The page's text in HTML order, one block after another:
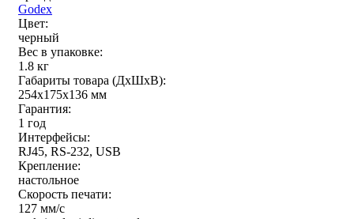
Godex
Цвет:
черный
Вес в упаковке:
1.8 кг
Габариты товара (ДxШxВ):
254х175х136 мм
Гарантия:
1 год
Интерфейсы:
RJ45, RS-232, USB
Крепление:
настольное
Скорость печати:
127 мм/с